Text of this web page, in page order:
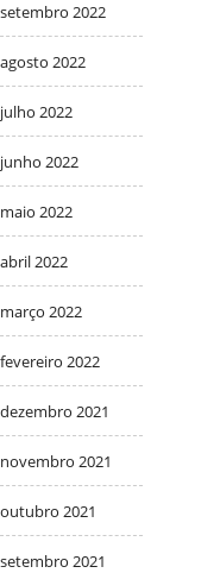
setembro 2022
agosto 2022
julho 2022
junho 2022
maio 2022
abril 2022
março 2022
fevereiro 2022
dezembro 2021
novembro 2021
outubro 2021
setembro 2021